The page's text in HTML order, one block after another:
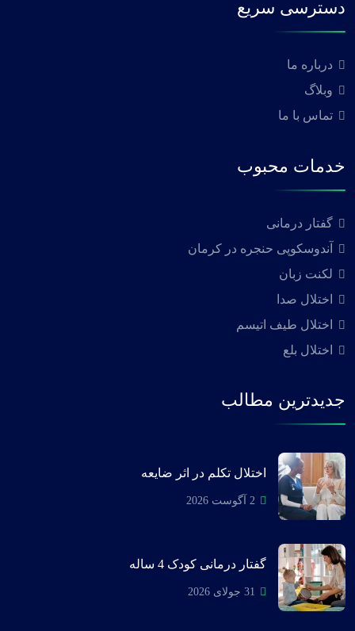
دسترسی سریع
درباره ما
وبلاگ
تماس با ما
خدمات محبوب
گفتار درمانی
آندوسکوپی حنجره در کرمان
لکنت زبان
اختلال صدا
اختلال طیف اتیسم
اختلال بلع
جدیدترین مطالب
اختلال تکلم در اثر ضایعه
2 آگوست 2026
گفتار درمانی کودک 4 ساله
31 جولای 2026